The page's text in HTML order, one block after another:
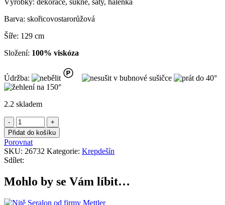
Barva: skořicovostarorůžová
Šíře: 129 cm
Složení: 100% viskóza
Údržba:
2.2 skladem
Krepdešín
skořicovorůžový
viskózový
množství
Přidat do košíku
Porovnat
SKU: 26732 Kategorie: Krepdešín
Sdílet:
Mohlo by se Vám líbit…